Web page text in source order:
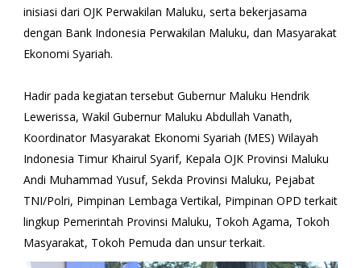
inisiasi dari OJK Perwakilan Maluku, serta bekerjasama
dengan Bank Indonesia Perwakilan Maluku, dan Masyarakat
Ekonomi Syariah.
Hadir pada kegiatan tersebut Gubernur Maluku Hendrik
Lewerissa, Wakil Gubernur Maluku Abdullah Vanath,
Koordinator Masyarakat Ekonomi Syariah (MES) Wilayah
Indonesia Timur Khairul Syarif, Kepala OJK Provinsi Maluku
Andi Muhammad Yusuf, Sekda Provinsi Maluku, Pejabat
TNI/Polri, Pimpinan Lembaga Vertikal, Pimpinan OPD terkait
lingkup Pemerintah Provinsi Maluku, Tokoh Agama, Tokoh
Masyarakat, Tokoh Pemuda dan unsur terkait.